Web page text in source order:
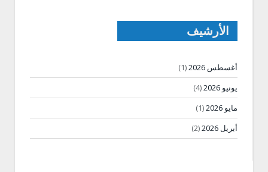
الأرشيف
أغسطس 2026
(1)
يونيو 2026
(4)
مايو 2026
(1)
أبريل 2026
(2)